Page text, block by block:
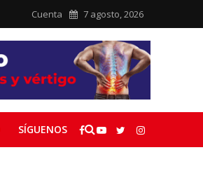
Cuenta 7 agosto, 2026
SÍGUENOS